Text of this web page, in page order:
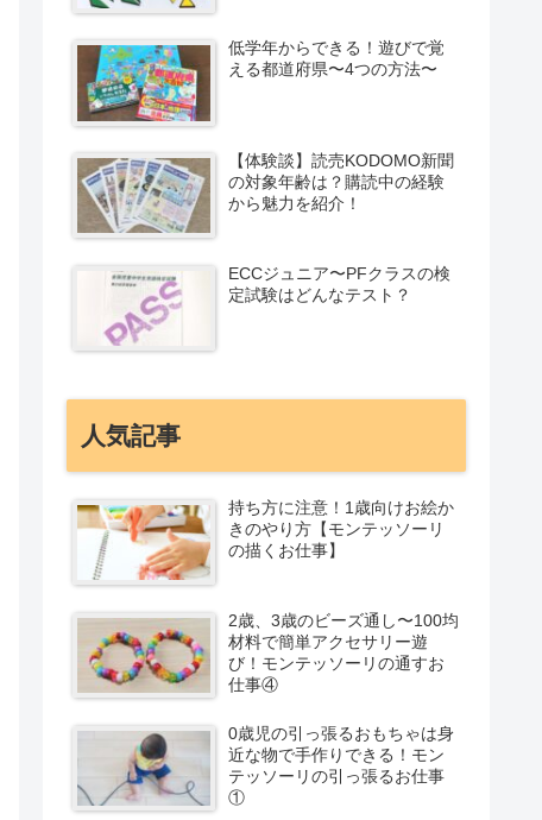
低学年からできる！遊びで覚
える都道府県〜4つの方法〜
【体験談】読売KODOMO新聞
の対象年齢は？購読中の経験
から魅力を紹介！
ECCジュニア〜PFクラスの検
定試験はどんなテスト？
人気記事
持ち方に注意！1歳向けお絵か
きのやり方【モンテッソーリ
の描くお仕事】
2歳、3歳のビーズ通し〜100均
材料で簡単アクセサリー遊
び！モンテッソーリの通すお
仕事④
0歳児の引っ張るおもちゃは身
近な物で手作りできる！モン
テッソーリの引っ張るお仕事
①